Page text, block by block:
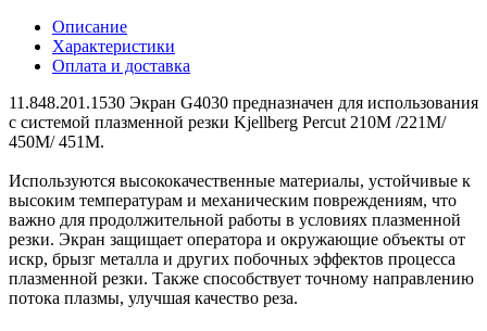
Описание
Характеристики
Оплата и доставка
11.848.201.1530 Экран G4030 предназначен для использования
с системой плазменной резки Kjellberg Percut 210M /221M/
450M/ 451M.
Используются высококачественные материалы, устойчивые к
высоким температурам и механическим повреждениям, что
важно для продолжительной работы в условиях плазменной
резки. Экран защищает оператора и окружающие объекты от
искр, брызг металла и других побочных эффектов процесса
плазменной резки. Также способствует точному направлению
потока плазмы, улучшая качество реза.